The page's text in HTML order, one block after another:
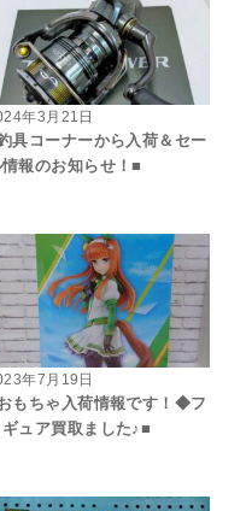
年3月21日
具コーナーから入荷＆セー
情報のお知らせ！■
年7月19日
もちゃ入荷情報です！◆フ
ギュア買取ました♪■